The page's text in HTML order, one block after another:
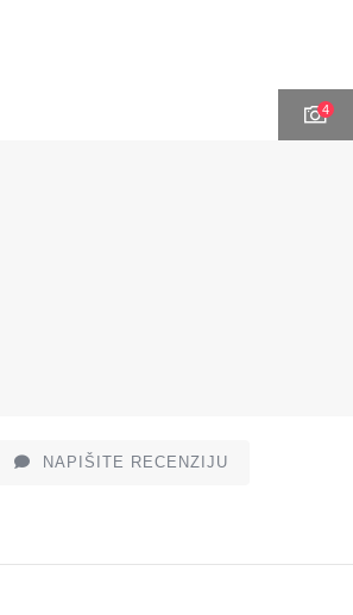
4
NAPIŠITE RECENZIJU